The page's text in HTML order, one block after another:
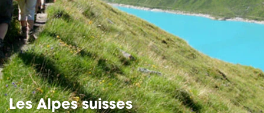
Les Alpes suisses